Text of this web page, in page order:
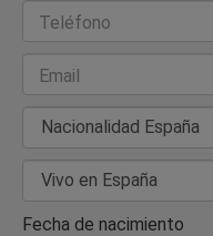
Teléfono
Email
Nacionalidad
País de Residencia
Fecha de nacimiento